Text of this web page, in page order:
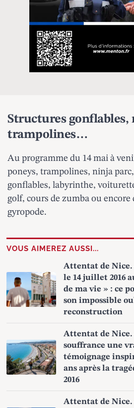
Structures gonflables,
trampolines…
Au programme du 14 mai à
poneys, trampolines, ninja
gonflables, labyrinthe,
golf, cours de zumba ou encore
gyropode.
VOUS AIMEREZ AUSSI...
Attentat de Nice.
le 14 juillet 2016
de ma vie » : ce
son impossible
reconstruction
Attentat de Nice.
souffrance une
témoignage
ans après la
2016
Attentat de Nice.